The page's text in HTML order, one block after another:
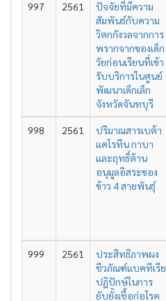
997 2561
ปัจจัยที่มีความ
สัมพันธ์กับความ
วิตกกังวลจากการ
พรากจากของเด็ก
วัยก่อนเรียนที่เข้า
รับบริการในศูนย์
พัฒนาเด็กเล็ก
จังหวัดจันทบุรี
998 2561
ปริมาณสารเบต้า
แคโรทีน กาบา
และฤทธิ์ต้าน
อนุมูลอิสระของ
ข้าว 4 สายพันธุ์
999 2561
ประสิทธิภาพผง
ชีวภัณฑ์แบคทีเรีย
ปฏิปักษ์ในการ
ยับยั้งเชื้อก่อโรค